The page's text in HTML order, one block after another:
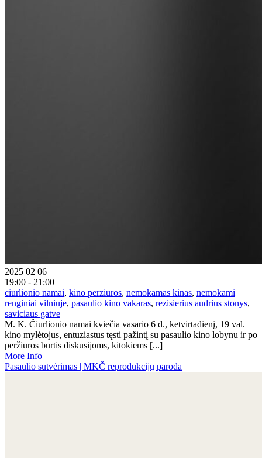
2025 02 06
19:00 - 21:00
ciurlionio namai, kino perziuros, nemokamas kinas, nemokami
renginiai vilniuje, pasaulio kino vakaras, rezisierius audrius stonys,
saviciaus gatve
M. K. Čiurlionio namai kviečia vasario 6 d., ketvirtadienį, 19 val.
kino mylėtojus, entuziastus tęsti pažintį su pasaulio kino lobynu ir po
peržiūros burtis diskusijoms, kitokiems [...]
More Info
Pasaulio sutvėrimas | MKČ reprodukcijų paroda